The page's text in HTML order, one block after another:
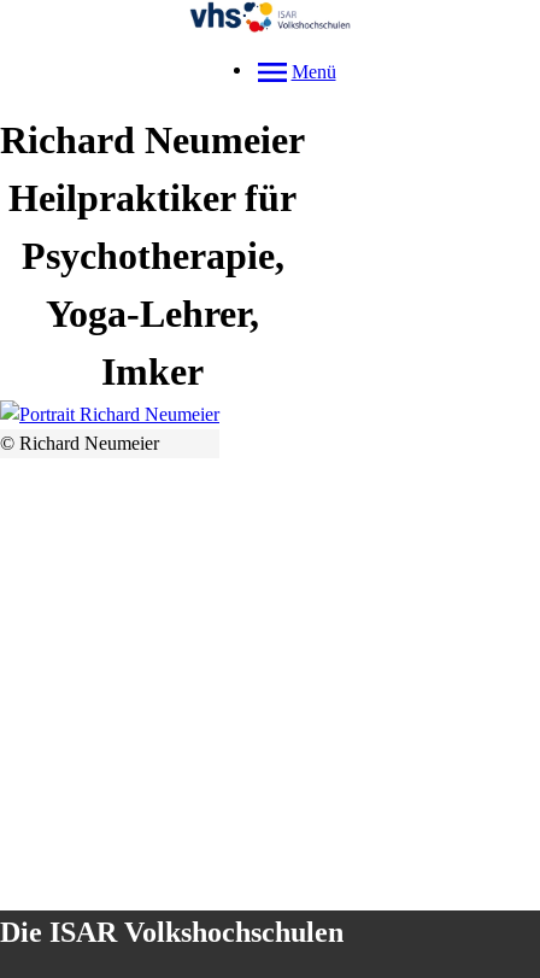
Menü
Richard Neumeier
Heilpraktiker für
Psychotherapie,
Yoga-Lehrer,
Imker
© Richard Neumeier
Die ISAR Volkshochschulen